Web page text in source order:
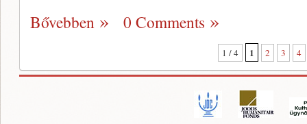
Bővebben 0 Comments
1 / 4 1 2 3 4